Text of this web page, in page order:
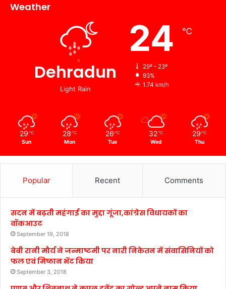
Weather
Dehradun
Light Rain
24 ℃
29º - 23º
93%
1.74 km/h
29 ℃
Sun
28 ℃
Mon
26 ℃
Tue
32 ℃
Wed
29 ℃
Thu
Popular Recent Comments
सदन में बढ़ती महंगाई का मुद्दा गूंजा,कांग्रेस विधायकों का
वॉकआउट
September 19, 2018
बेबी रानी मौर्य ने जन्माष्टमी पर नारी निकेतन में संवासिनियों को
फल एवं मिष्ठान भेंट किया
September 3, 2018